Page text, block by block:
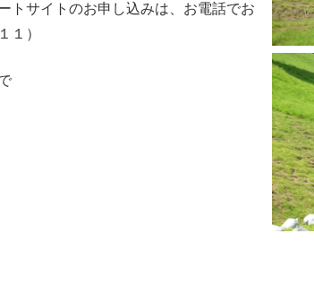
トサイトのお申し込みは、お電話でお
１）